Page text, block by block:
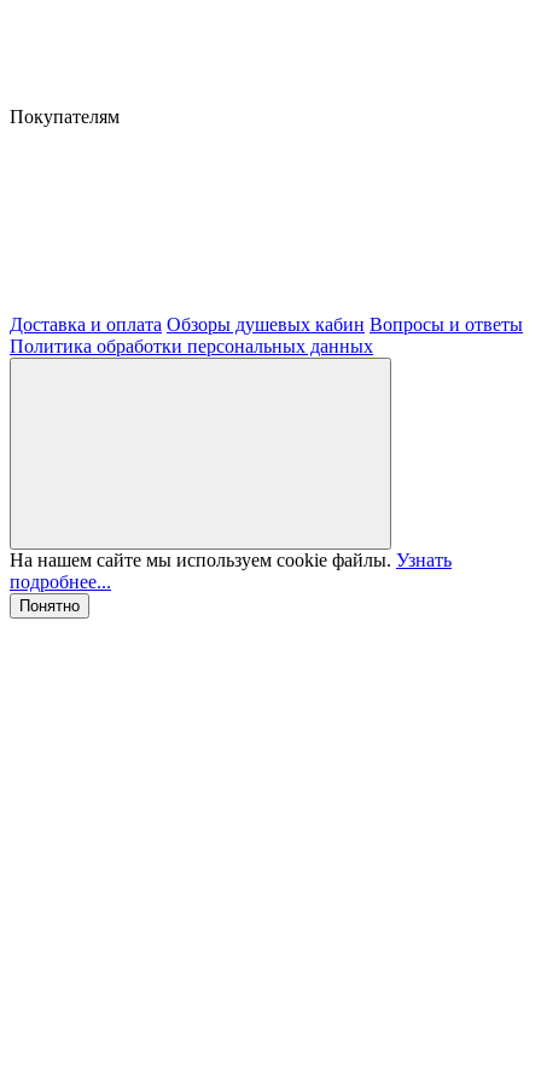
Покупателям
Доставка и оплата Обзоры душевых кабин Вопросы и ответы
Политика обработки персональных данных
На нашем сайте мы используем cookie файлы. Узнать
подробнее...
Понятно